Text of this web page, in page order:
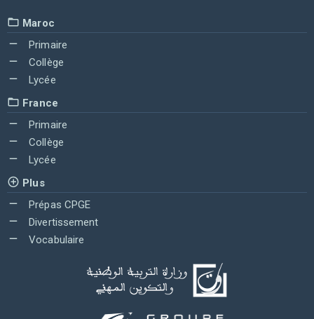
Maroc
Primaire
Collège
Lycée
France
Primaire
Collège
Lycée
Plus
Prépas CPGE
Divertissement
Vocabulaire